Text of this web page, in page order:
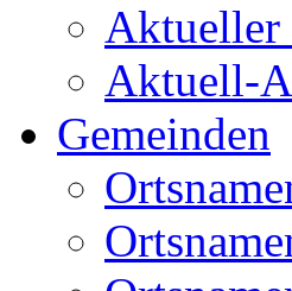
Aktueller
Aktuell-
Gemeinden